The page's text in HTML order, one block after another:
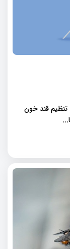
قند خون